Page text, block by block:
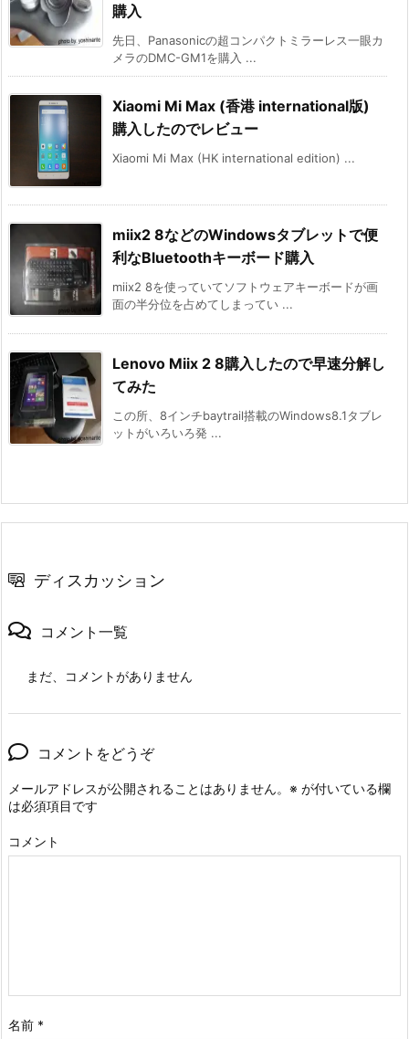
購入
先日、Panasonicの超コンパクトミラーレス一眼カ
メラのDMC-GM1を購入 ...
Xiaomi Mi Max (香港 international版)
購入したのでレビュー
Xiaomi Mi Max (HK international edition) ...
miix2 8などのWindowsタブレットで便
利なBluetoothキーボード購入
miix2 8を使っていてソフトウェアキーボードが画
面の半分位を占めてしまってい ...
Lenovo Miix 2 8購入したので早速分解し
てみた
この所、8インチbaytrail搭載のWindows8.1タブレ
ットがいろいろ発 ...
ディスカッション
コメント一覧
まだ、コメントがありません
コメントをどうぞ
メールアドレスが公開されることはありません。 ※ が付いている欄
は必須項目です
コメント
名前 *